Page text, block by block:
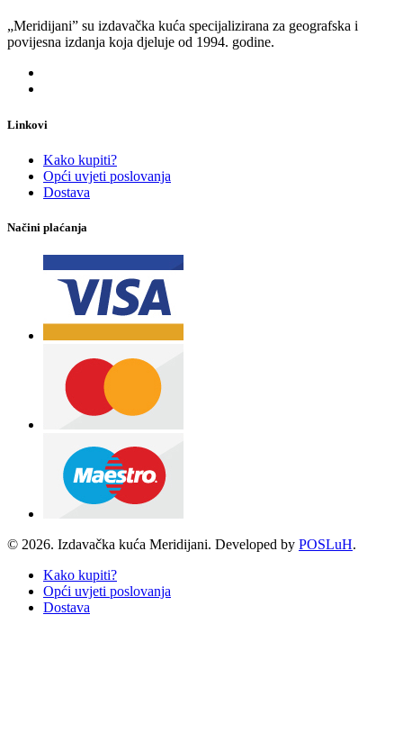
„Meridijani” su izdavačka kuća specijalizirana za geografska i
povijesna izdanja koja djeluje od 1994. godine.
Linkovi
Kako kupiti?
Opći uvjeti poslovanja
Dostava
Načini plaćanja
© 2026. Izdavačka kuća Meridijani. Developed by POSLuH.
Kako kupiti?
Opći uvjeti poslovanja
Dostava